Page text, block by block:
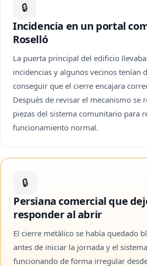
🔒
Incidencia en un portal
Roselló
La puerta principal del edificio
incidencias y algunos vecinos tenían
conseguir que el cierre encajara
Después de revisar el mecanismo se
piezas del sistema comunitario para
funcionamiento normal.
🔒
Persiana comercial que
responder al abrir
El cierre metálico se había quedado
antes de iniciar la jornada y el
funcionando de forma irregular